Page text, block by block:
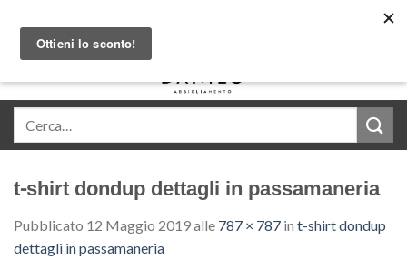
content
t-shirt dondup dettagli in passamaneria
Pubblicato 12 Maggio 2019alle 787 × 787 in t-shirt dondup
dettagli in passamaneria